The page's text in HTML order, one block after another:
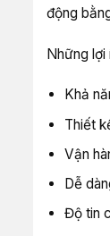
động
Những
Khả
Thiết
Vận
Dễ
Độ tin